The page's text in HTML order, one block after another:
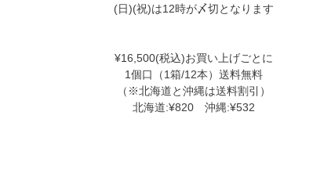
(日)(祝)は12時が〆切となります
¥16,500(税込)お買い上げごとに
1個口（1箱/12本）送料無料
（※北海道と沖縄は送料割引）
北海道:¥820 沖縄:¥532